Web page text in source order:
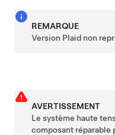
REMARQUE
Version Plaid non
AVERTISSEMENT
Le système haute
composant réparable